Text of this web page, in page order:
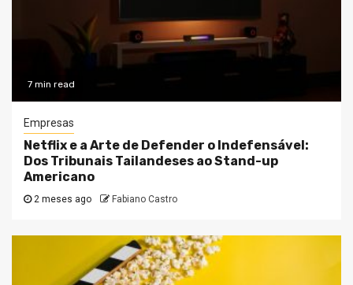
7 min read
Empresas
Netflix e a Arte de Defender o Indefensável:
Dos Tribunais Tailandeses ao Stand-up
Americano
2 meses ago Fabiano Castro